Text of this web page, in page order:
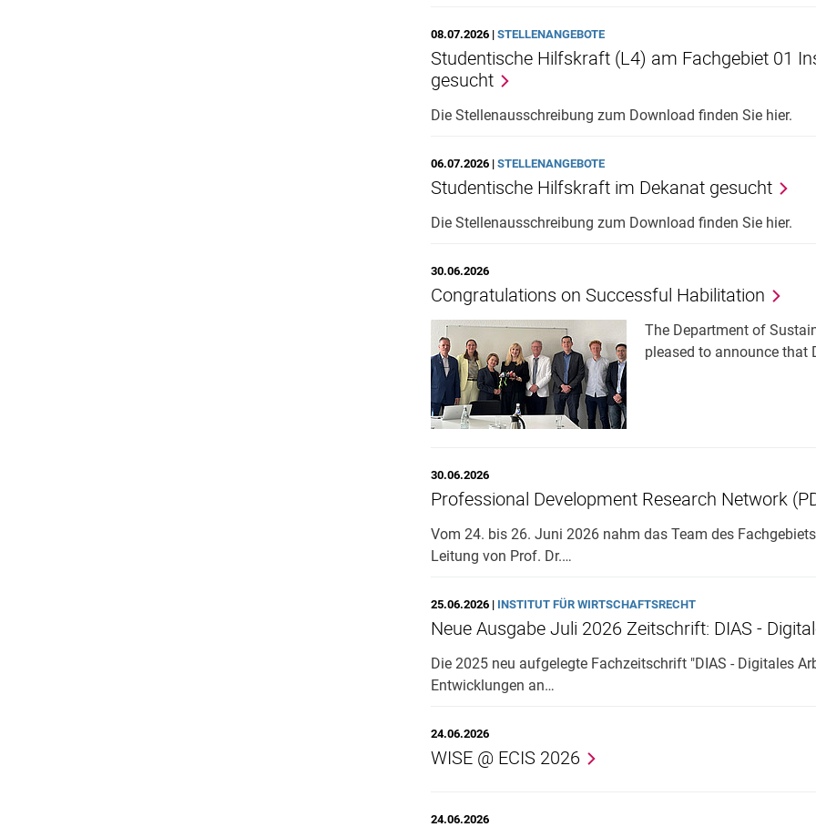
08.07.2026 |STELLENANGEBOTE
Studentische Hilfskraft (L4) am Fachgebiet 01
gesucht
Die Stellenausschreibung zum Download finden Sie hier.
06.07.2026 |STELLENANGEBOTE
Studentische Hilfskraft im Dekanat gesucht
Die Stellenausschreibung zum Download finden Sie hier.
30.06.2026
Congratulations on Successful Habilitation
The Department of
pleased to announce that
30.06.2026
Professional Development Research Network
Vom 24. bis 26. Juni 2026 nahm das Team des
Leitung von Prof. Dr.…
25.06.2026 | INSTITUT FÜR WIRTSCHAFTSRECHT
Neue Ausgabe Juli 2026 Zeitschrift: DIAS -
Die 2025 neu aufgelegte Fachzeitschrift "DIAS - Digitales
Entwicklungen an…
24.06.2026
WISE @ ECIS 2026
24.06.2026